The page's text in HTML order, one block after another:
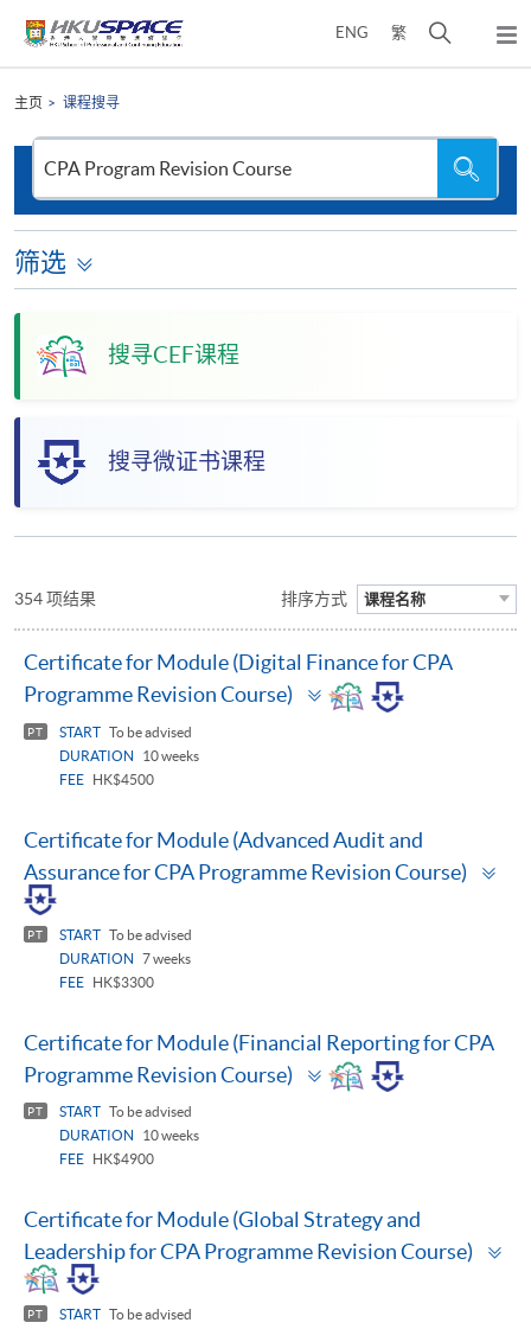
ENG 繁
面
弹
单
content
主页 课程搜寻
寻
本
网
筛选
搜寻CEF课程
搜寻微证书课程
354 项结果 排序方式 课程名称
Certificate for Module (Digital Finance for CPA
Programme Revision Course)
Toggle
panel
PT START To be advised
DURATION
10 weeks
FEE
HK$4500
Certificate for Module (Advanced Audit and
Assurance for CPA Programme Revision Course)
PT START To be advised
DURATION
7 weeks
FEE
HK$3300
Certificate for Module (Financial Reporting for CPA
Programme Revision Course)
Toggle
panel
PT START To be advised
DURATION
10 weeks
FEE
HK$4900
Certificate for Module (Global Strategy and
Leadership for CPA Programme Revision Course)
PT START To be advised